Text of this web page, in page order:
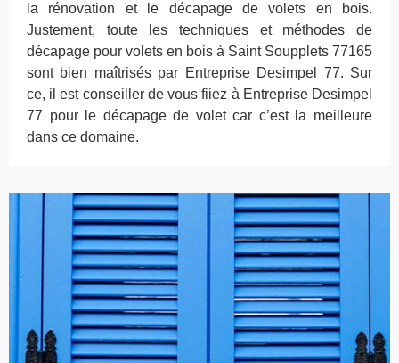
la rénovation et le décapage de volets en bois.
Justement, toute les techniques et méthodes de
décapage pour volets en bois à Saint Soupplets 77165
sont bien maîtrisés par Entreprise Desimpel 77. Sur
ce, il est conseiller de vous fiiez à Entreprise Desimpel
77 pour le décapage de volet car c’est la meilleure
dans ce domaine.